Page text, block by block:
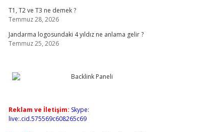
T1, T2 ve T3 ne demek ?
Temmuz 28, 2026
Jandarma logosundaki 4 yıldız ne anlama gelir ?
Temmuz 25, 2026
Reklam ve İletişim: Skype:
live:.cid.575569c608265c69